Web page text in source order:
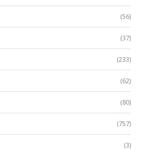
(56)
(37)
(233)
(62)
(80)
(757)
(3)